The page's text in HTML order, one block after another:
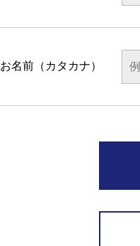
お名前（カタカナ）